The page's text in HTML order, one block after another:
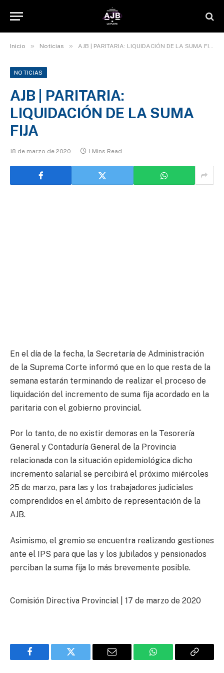
Inicio » Noticias » AJB | PARITARIA: LIQUIDACIÓN DE LA SUMA FIJA
NOTICIAS
AJB | PARITARIA:
LIQUIDACIÓN DE LA SUMA
FIJA
18 de marzo de 2020 1 Mins Read
En el día de la fecha, la Secretaría de Administración
de la Suprema Corte informó que en lo que resta de la
semana estarán terminando de realizar el proceso de
liquidación del incremento de suma fija acordado en la
paritaria con el gobierno provincial.
Por lo tanto, de no existir demoras en la Tesorería
General y Contaduría General de la Provincia
relacionada con la situación epidemiológica dicho
incremento salarial se percibirá el próximo miércoles
25 de marzo, para las y los trabajadores judiciales
comprendidos en el ámbito de representación de la
AJB.
Asimismo, el gremio se encuentra realizando gestiones
ante el IPS para que las y los jubilados y pensionados
perciban la suma fija lo más brevemente posible.
Comisión Directiva Provincial | 17 de marzo de 2020
Facebook Twitter Email WhatsApp Copy